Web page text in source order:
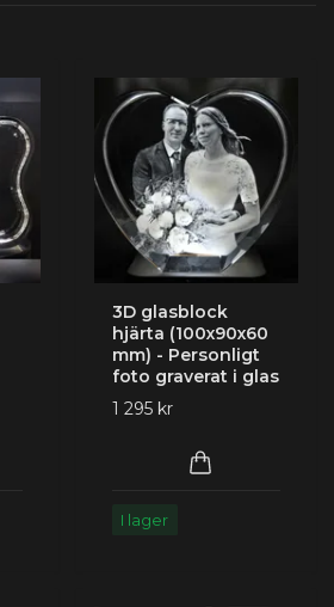
3D glasblock
hjärta (100x90x60
mm) - Personligt
foto graverat i glas
1 295 kr
I lager